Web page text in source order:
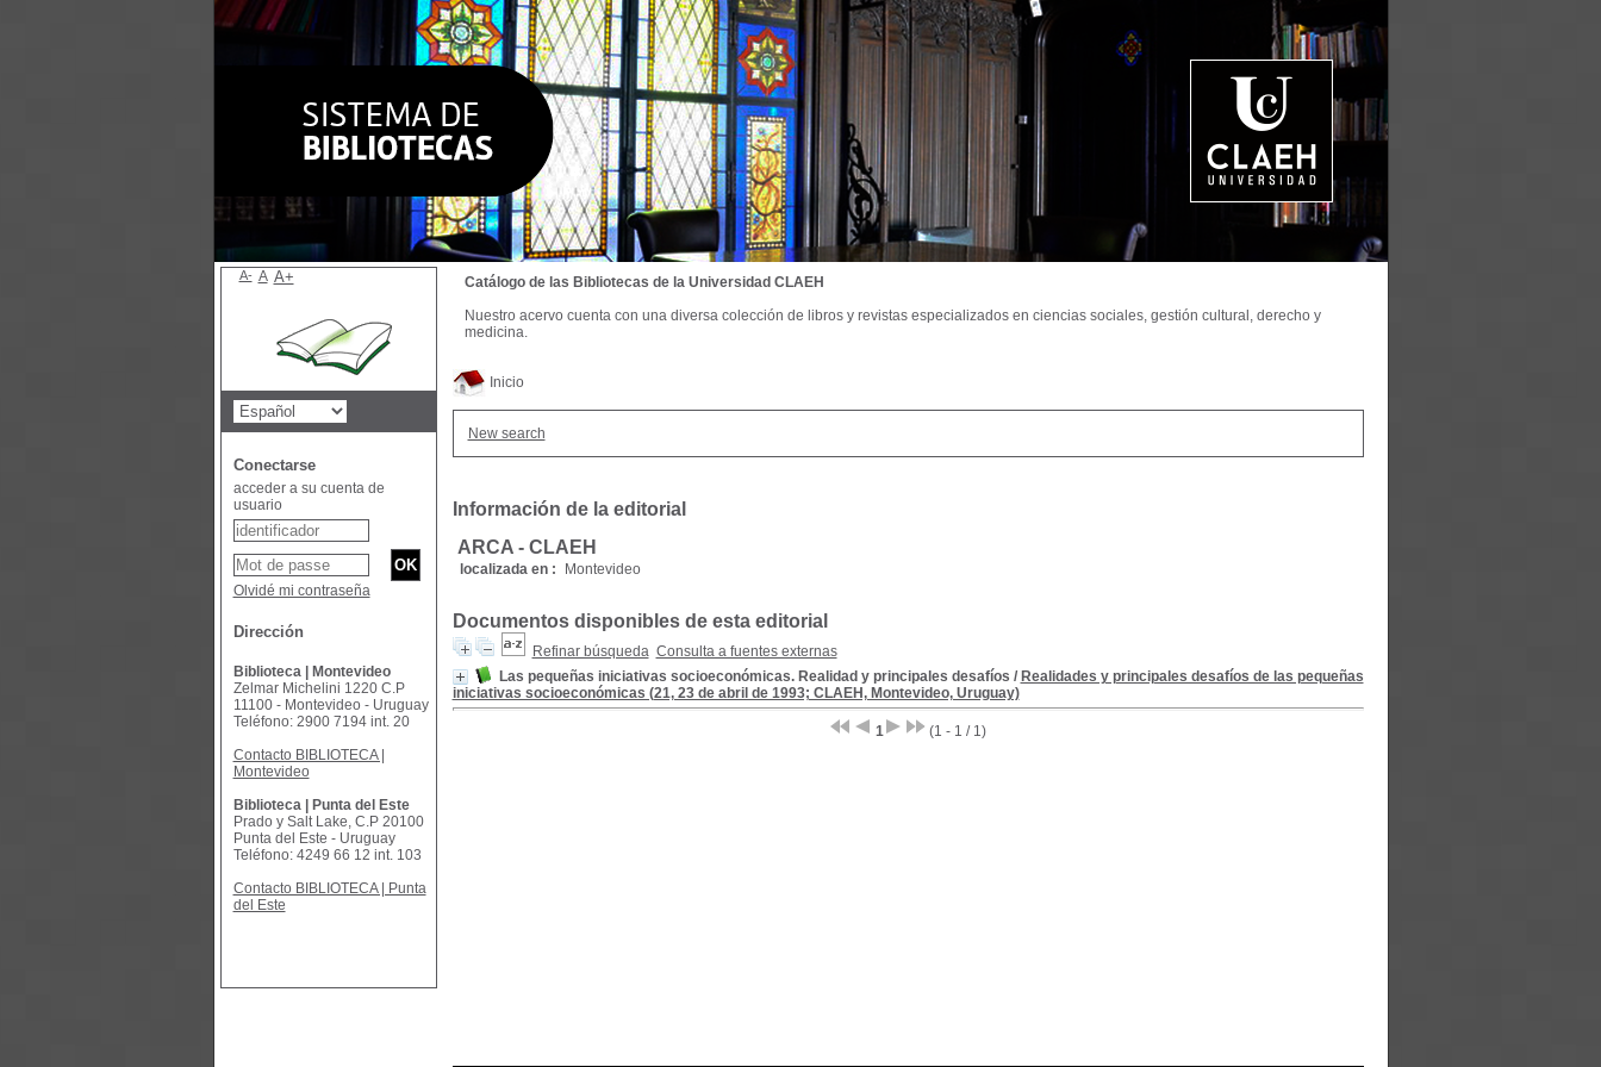
Inicio
New search
Información de la editorial
ARCA - CLAEH
localizada en : Montevideo
Documentos disponibles de esta editorial
Refinar búsqueda Consulta a fuentes externas
Las pequeñas iniciativas socioeconómicas. Realidad y principales desafíos / Realidades y principales desafíos de las pequeñas
iniciativas socioeconómicas (21, 23 de abril de 1993; CLAEH, Montevideo, Uruguay)
1 (1 - 1 / 1)
Catálogo de las Bibliotecas de la Universidad CLAEH
Nuestro acervo cuenta con una diversa colección de libros y revistas especializados en ciencias sociales, gestión cultural, derecho y
medicina.
A- A A+
Conectarse
acceder a su cuenta de
usuario
Olvidé mi contraseña
Dirección
Biblioteca | Montevideo
Zelmar Michelini 1220 C.P
11100 - Montevideo - Uruguay
Teléfono: 2900 7194 int. 20
Contacto BIBLIOTECA |
Montevideo
Biblioteca | Punta del Este
Prado y Salt Lake, C.P 20100
Punta del Este - Uruguay
Teléfono: 4249 66 12 int. 103
Contacto BIBLIOTECA | Punta
del Este